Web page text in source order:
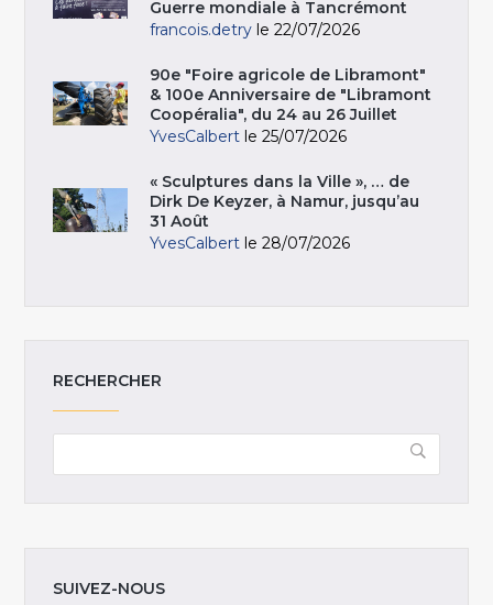
Guerre mondiale à Tancrémont
francois.detry le 22/07/2026
90e "Foire agricole de Libramont"
& 100e Anniversaire de "Libramont
Coopéralia", du 24 au 26 Juillet
YvesCalbert le 25/07/2026
« Sculptures dans la Ville », … de
Dirk De Keyzer, à Namur, jusqu’au
31 Août
YvesCalbert le 28/07/2026
RECHERCHER
SUIVEZ-NOUS